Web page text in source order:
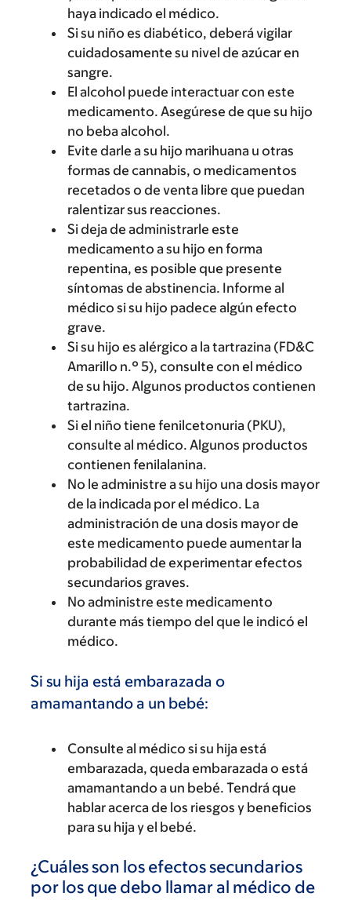
haya indicado el médico.
Si su niño es diabético, deberá vigilar
cuidadosamente su nivel de azúcar en
sangre.
El alcohol puede interactuar con este
medicamento. Asegúrese de que su hijo
no beba alcohol.
Evite darle a su hijo marihuana u otras
formas de cannabis, o medicamentos
recetados o de venta libre que puedan
ralentizar sus reacciones.
Si deja de administrarle este
medicamento a su hijo en forma
repentina, es posible que presente
síntomas de abstinencia. Informe al
médico si su hijo padece algún efecto
grave.
Si su hijo es alérgico a la tartrazina (FD&C
Amarillo n.º 5), consulte con el médico
de su hijo. Algunos productos contienen
tartrazina.
Si el niño tiene fenilcetonuria (PKU),
consulte al médico. Algunos productos
contienen fenilalanina.
No le administre a su hijo una dosis mayor
de la indicada por el médico. La
administración de una dosis mayor de
este medicamento puede aumentar la
probabilidad de experimentar efectos
secundarios graves.
No administre este medicamento
durante más tiempo del que le indicó el
médico.
Si su hija está embarazada o
amamantando a un bebé:
Consulte al médico si su hija está
embarazada, queda embarazada o está
amamantando a un bebé. Tendrá que
hablar acerca de los riesgos y beneficios
para su hija y el bebé.
¿Cuáles son los efectos secundarios
por los que debo llamar al médico de